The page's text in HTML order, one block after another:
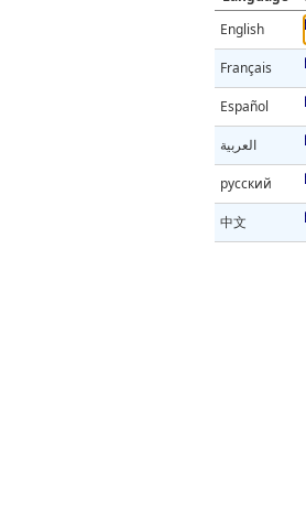
English
Français
Español
العربية
русский
中文